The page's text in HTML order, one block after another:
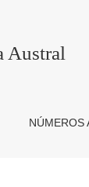
como
Austral
NÚMEROS